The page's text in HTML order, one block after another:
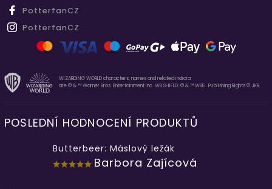
PotterfanCZ
PotterfanCZ
WIZARDING WORLD characters, names and related indicia
are © & ™ Warner Bros. Entertainment Inc. WB SHIELD: © & ™ WBEI. Publishing Rights © JKR.
POSLEDNÍ HODNOCENÍ PRODUKTŮ
Butterbeer: Máslový ležák
Barbora Zajícová